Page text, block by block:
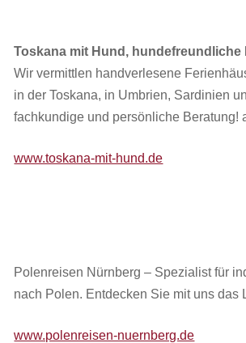
Toskana mit Hund, hundefreundliche
Wir vermittlen handverlesene
in der Toskana, in Umbrien, Sardinien
fachkundige und persönliche Beratung!
www.toskana-mit-hund.de
Polenreisen Nürnberg – Spezialist für
nach Polen. Entdecken Sie mit uns das
www.polenreisen-nuernberg.de